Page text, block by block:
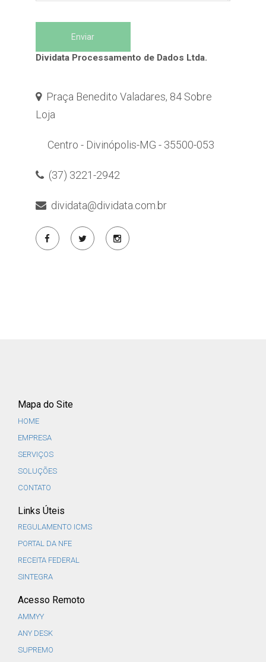
Dividata Processamento de Dados Ltda.
Praça Benedito Valadares, 84 Sobre
Loja
Centro - Divinópolis-MG - 35500-053
(37) 3221-2942
dividata@dividata.com.br
Mapa do Site
HOME
EMPRESA
SERVIÇOS
SOLUÇÕES
CONTATO
Links Úteis
REGULAMENTO ICMS
PORTAL DA NFE
RECEITA FEDERAL
SINTEGRA
Acesso Remoto
AMMYY
ANY DESK
SUPREMO